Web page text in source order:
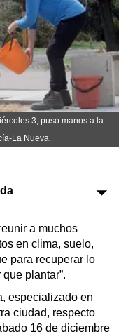
de urgencia
3, puso manos a la
La Nueva.
a muchos
en clima, suelo,
para recuperar lo
plantar”.
especializado en
ciudad, respecto
16 de diciembre